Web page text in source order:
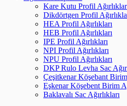
Kare Kutu Profil
Dikdörtgen Profil
HEA Profil Ağırlıkları
HEB Profil Ağırlıkları
IPE Profil Ağırlıkları
NPI Profil Ağırlıkları
NPU Profil Ağırlıkları
DKP Rulo Levha Sac
Çeşitkenar Köşebant Birim
Eşkenar Köşebent Birim
Baklavalı Sac Ağırlıkları